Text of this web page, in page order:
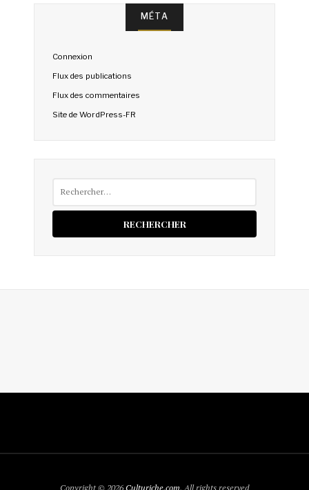
MÉTA
Connexion
Flux des publications
Flux des commentaires
Site de WordPress-FR